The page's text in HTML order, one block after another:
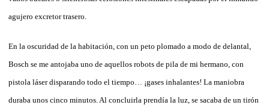
agujero excretor trasero.
En la oscuridad de la habitación, con un peto plomado a modo de delantal,
Bosch se me antojaba uno de aquellos robots de pila de mi hermano, con
pistola láser disparando todo el tiempo… ¡gases inhalantes! La maniobra
duraba unos cinco minutos. Al concluirla prendía la luz, se sacaba de un tirón